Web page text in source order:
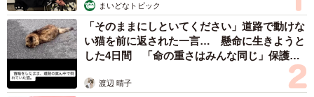
まいどなトピック
「そのままにしといてください」道路で動けな
い猫を前に返された一言… 懸命に生きようと
した4日間 「命の重さはみんな同じ」保護団
渡辺 晴子